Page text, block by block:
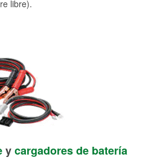
libre).
ycargadores de batería